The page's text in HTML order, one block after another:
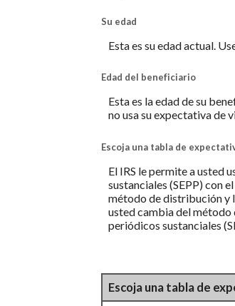
Su edad
Esta es su edad actual.
Edad del beneficiario
Esta es la edad de su
no usa su expectativa de
Escoja una tabla de
El IRS le permite a usted
sustanciales (SEPP) con
método de distribución y
usted cambia del método
periódicos sustanciales
Escoja una tabla de